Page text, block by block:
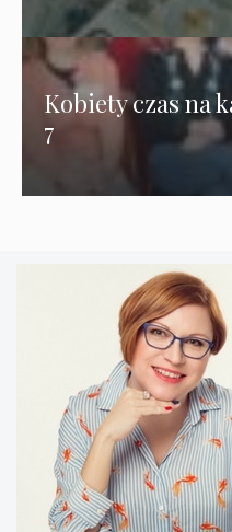
Kobiety czas na
7